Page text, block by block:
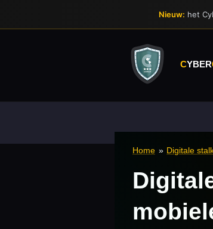
CYBER
Home » Digitale
Nieuw: het